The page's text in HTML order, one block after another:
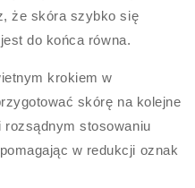
że skóra szybko się
do końca równa.
krokiem w
skórę na kolejne
stosowaniu
w redukcji oznak